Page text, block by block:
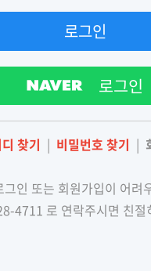
로그인
로그인
찾기 | 비밀번호 찾기 |
그인 또는 회원가입이 어려
4711 로 연락주시면 친절